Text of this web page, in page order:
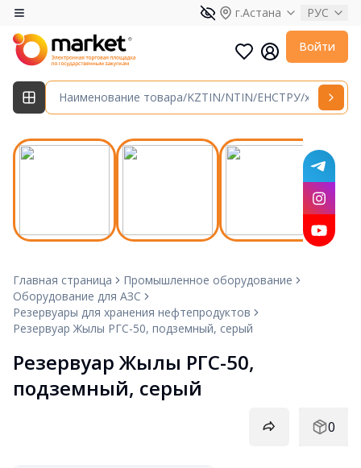
г.Астана РУС
Войти
Главная страница
Промышленное оборудование
Оборудование для АЗС
Резервуары для хранения нефтепродуктов
Резервуар Жылы РГС-50, подземный, серый
Резервуар Жылы РГС-50,
подземный, серый
0